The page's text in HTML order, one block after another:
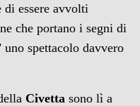
di essere avvolti
che portano i segni di
spettacolo davvero
Civetta sono lì a